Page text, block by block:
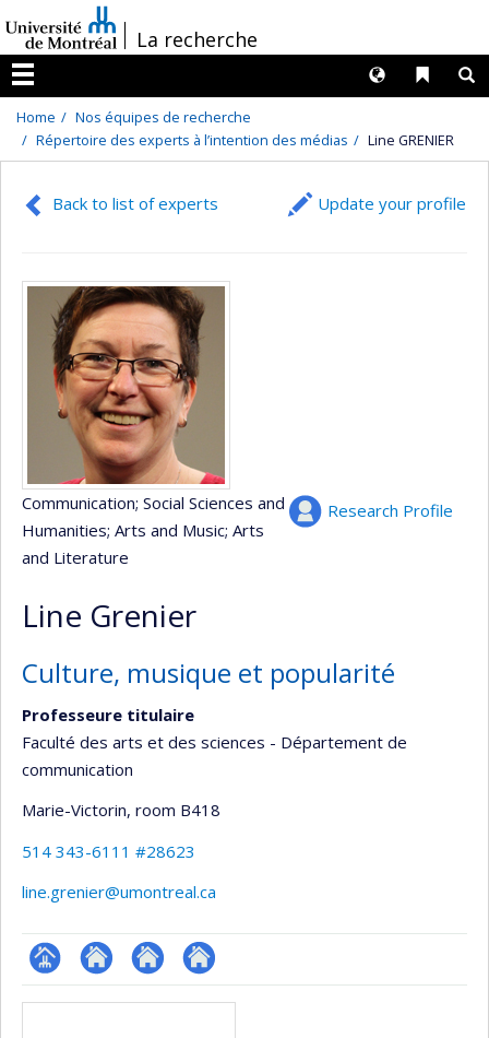
au
contenu
/La recherche
Menu
Liens
Langues
Home
Nos équipes de recherche
Répertoire des experts à l’intention des médias
Line GRENIER
Back to list of experts Update your profile
Research Profile
Communication; Social Sciences and
Humanities; Arts and Music; Arts
and Literature
Line Grenier
Culture, musique et popularité
Professeure titulaire
Faculté des arts et des sciences - Département de
communication
Marie-Victorin, room B418
514 343-6111 #28623
line.grenier@umontreal.ca
Page Site
Autre Autre
Media